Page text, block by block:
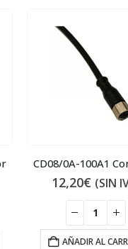
CD08/0A-100A1
12,20€ (SIN
AÑADIR AL